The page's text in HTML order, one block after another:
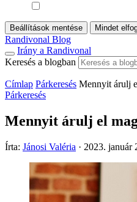
Beállítások mentése Mindet
Randivonal Blog
Irány a Randivonal
Keresés a blogban
Címlap Párkeresés Mennyit árulj
Párkeresés
Mennyit árulj el
Írta: Jánosi Valéria · 2023. január